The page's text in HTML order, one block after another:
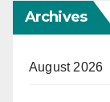
Archives
August 2026